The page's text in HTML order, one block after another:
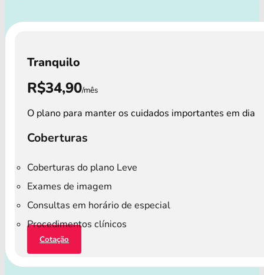
Tranquilo
R$34,90/mês
O plano para manter os cuidados importantes em dia
Coberturas
Coberturas do plano Leve
Exames de imagem
Consultas em horário de especial
Procedimentos clínicos
Cotação